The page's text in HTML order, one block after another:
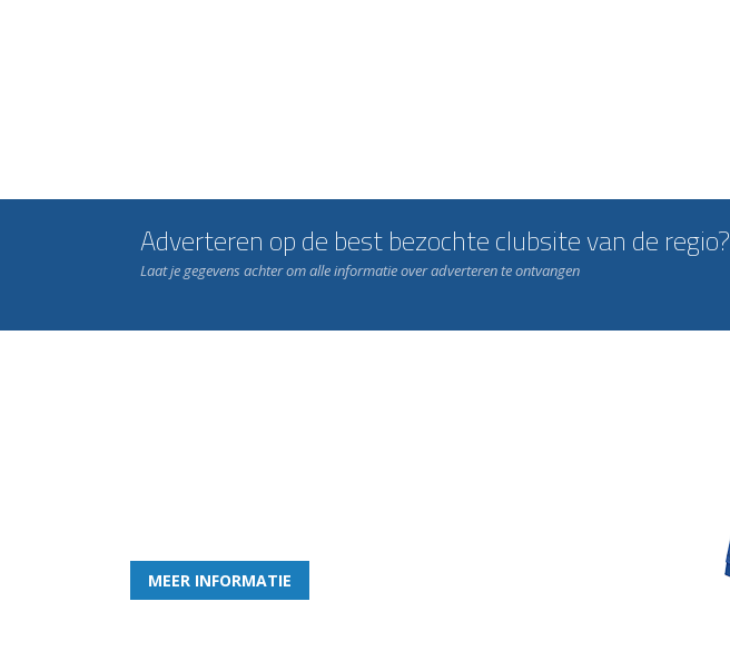
Adverteren op de best bezochte clubsite van de regio?
Laat je gegevens achter om alle informatie over adverteren te ontvangen
MEER INFORMATIE